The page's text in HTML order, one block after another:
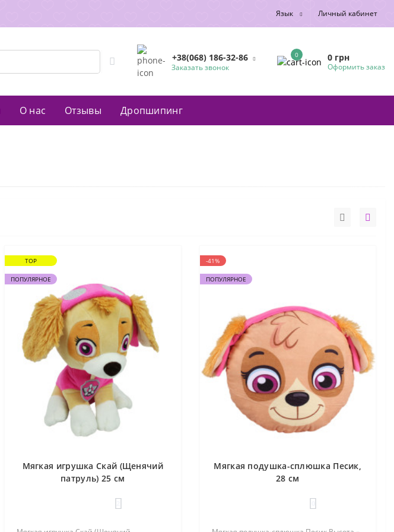
Язык Личный кабинет
+38(068) 186-32-86
Заказать звонок
0 0 грн
Оформить заказ
О нас Отзывы Дропшипинг
TOP
ПОПУЛЯРНОЕ
Мягкая игрушка Скай (Щенячий
патруль) 25 см
-41%
ПОПУЛЯРНОЕ
Мягкая подушка-сплюшка Песик,
28 см